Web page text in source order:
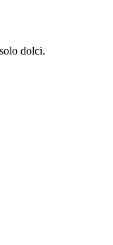
dolci.